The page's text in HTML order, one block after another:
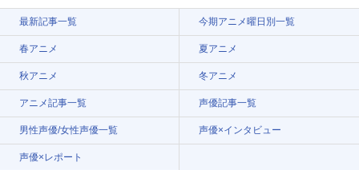
最新記事一覧 今期アニメ曜日別一覧
春アニメ 夏アニメ
秋アニメ 冬アニメ
アニメ記事一覧 声優記事一覧
男性声優/女性声優一覧 声優×インタビュー
声優×レポート